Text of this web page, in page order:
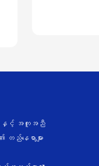
မှုနှင့် အကူအညီ
တည်နေရာများ